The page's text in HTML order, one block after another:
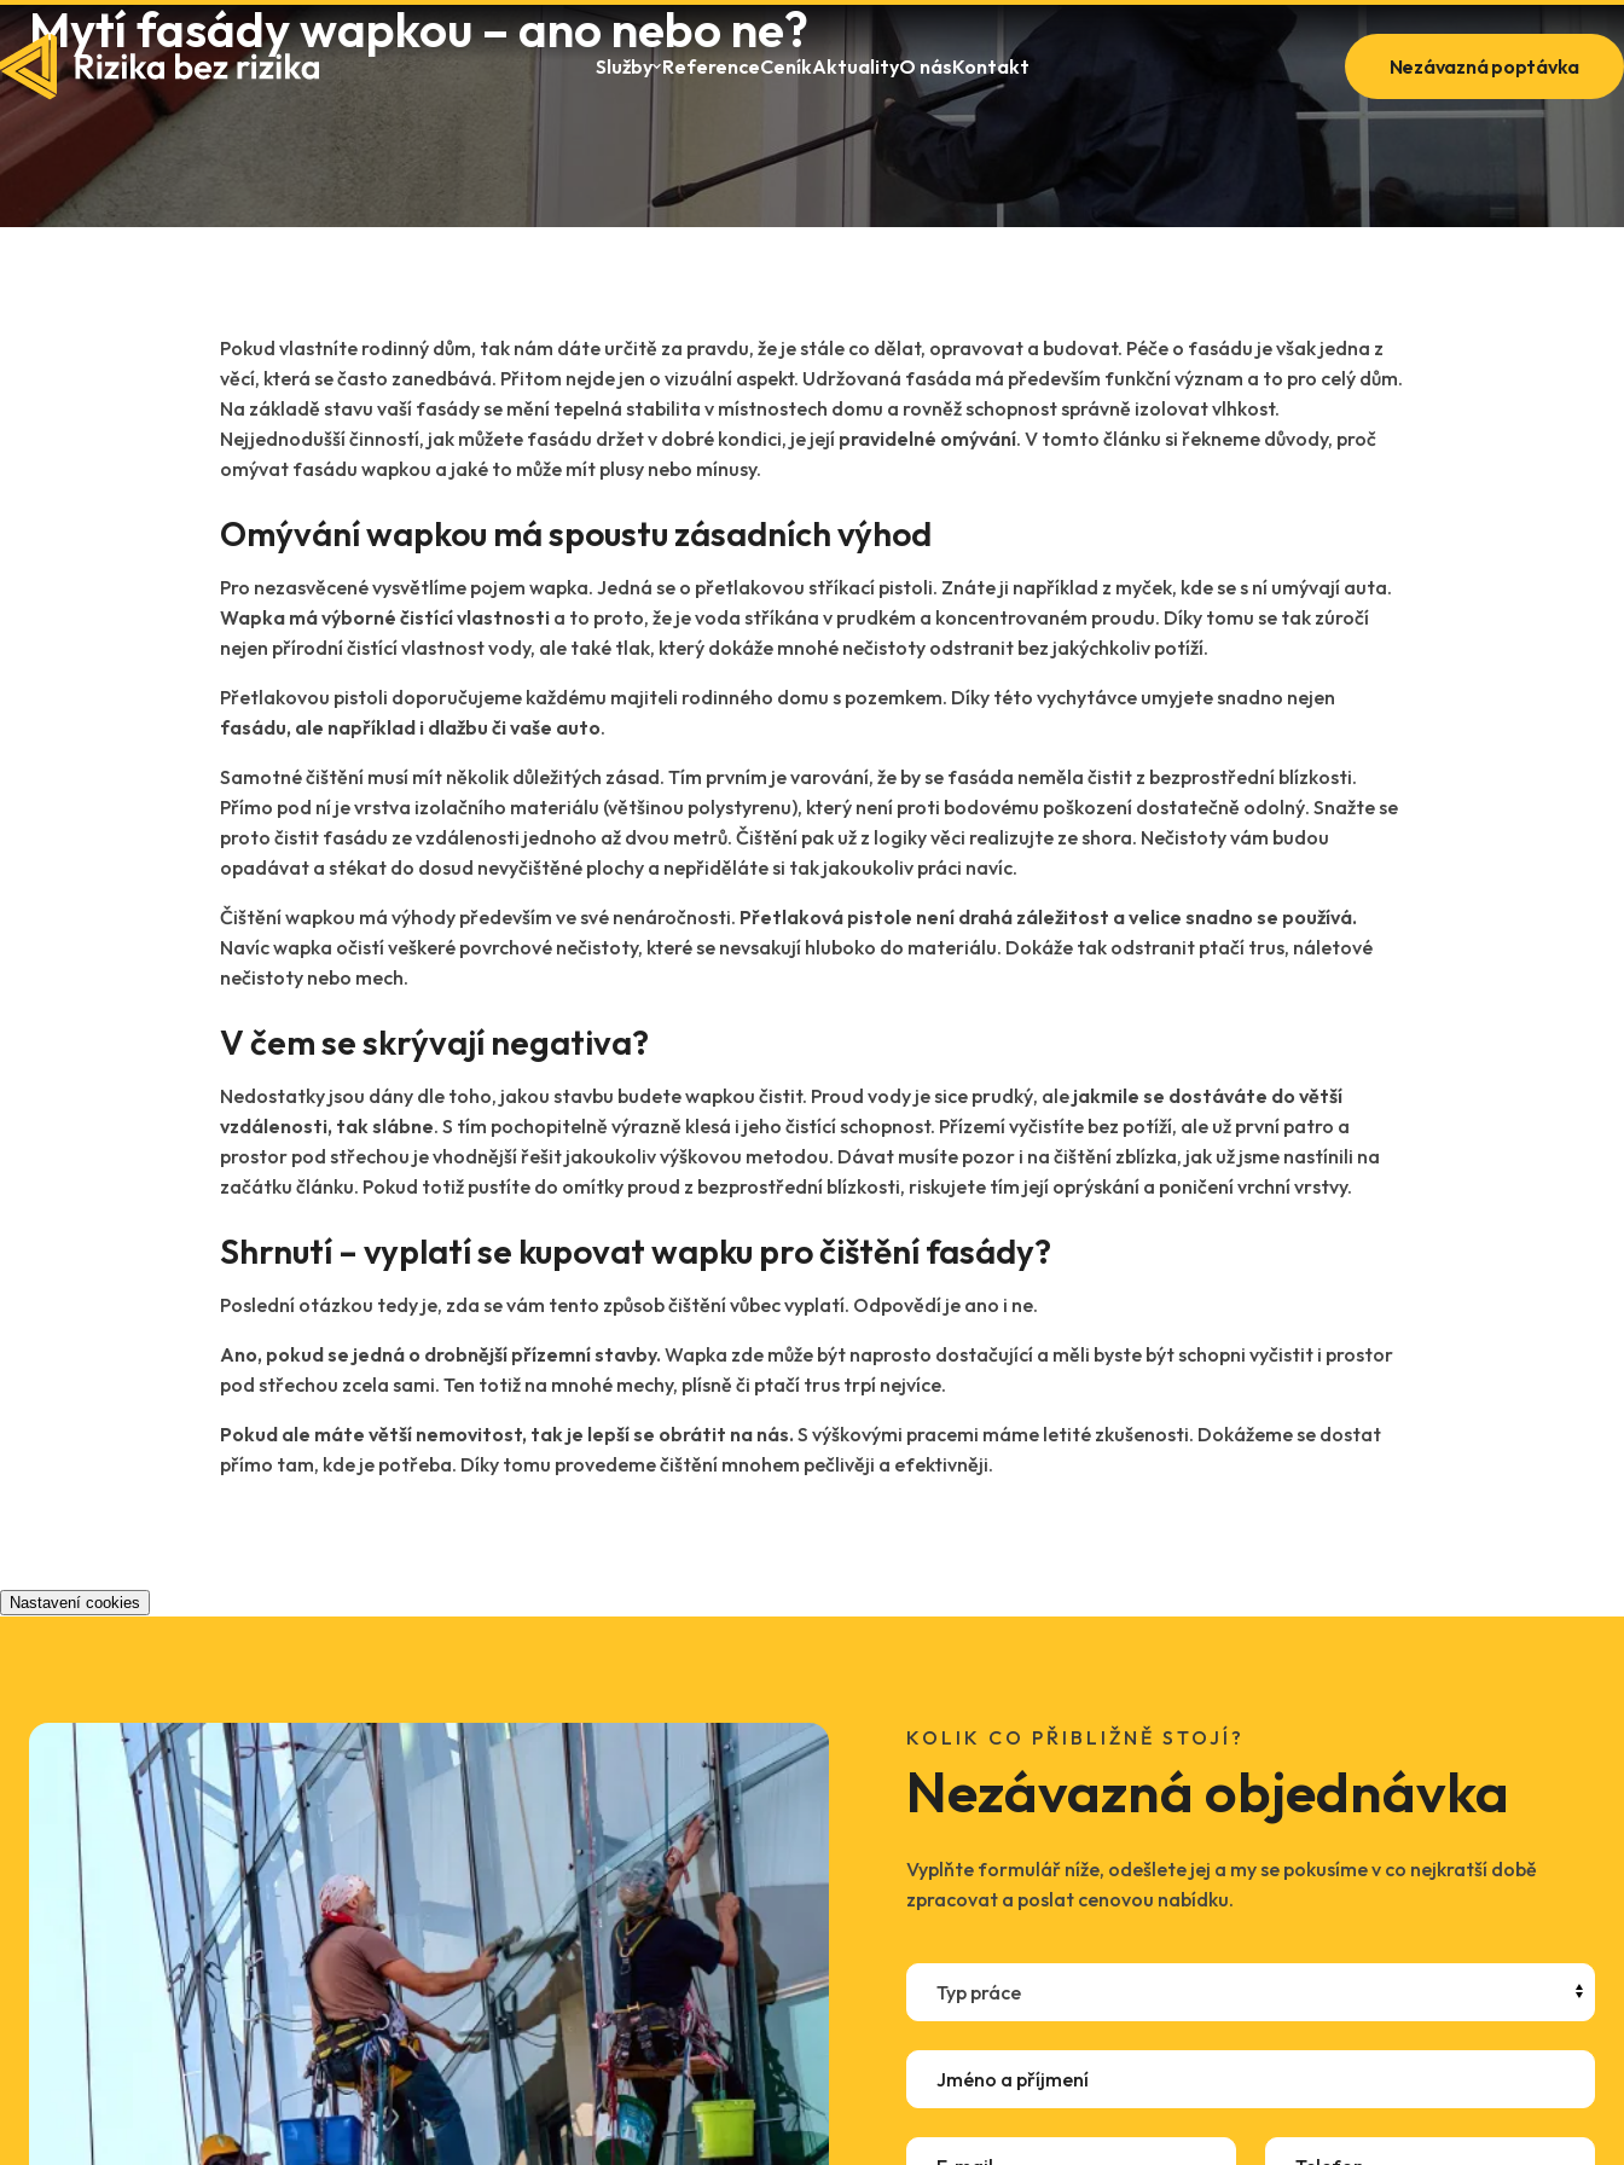
Služby ReferenceCeníkAktualityO násKontakt Nezávazná poptávka
Mytí fasády wapkou – ano nebo ne?
Pokud vlastníte rodinný dům, tak nám dáte určitě za pravdu, že je stále co dělat, opravovat a budovat. Péče o fasádu je však jedna z
věcí, která se často zanedbává. Přitom nejde jen o vizuální aspekt. Udržovaná fasáda má především funkční význam a to pro celý dům.
Na základě stavu vaší fasády se mění tepelná stabilita v místnostech domu a rovněž schopnost správně izolovat vlhkost.
Nejjednodušší činností, jak můžete fasádu držet v dobré kondici, je její pravidelné omývání. V tomto článku si řekneme důvody, proč
omývat fasádu wapkou a jaké to může mít plusy nebo mínusy.
Omývání wapkou má spoustu zásadních výhod
Pro nezasvěcené vysvětlíme pojem wapka. Jedná se o přetlakovou stříkací pistoli. Znáte ji například z myček, kde se s ní umývají auta.
Wapka má výborné čistící vlastnosti a to proto, že je voda stříkána v prudkém a koncentrovaném proudu. Díky tomu se tak zúročí
nejen přírodní čistící vlastnost vody, ale také tlak, který dokáže mnohé nečistoty odstranit bez jakýchkoliv potíží.
Přetlakovou pistoli doporučujeme každému majiteli rodinného domu s pozemkem. Díky této vychytávce umyjete snadno nejen
fasádu, ale například i dlažbu či vaše auto.
Samotné čištění musí mít několik důležitých zásad. Tím prvním je varování, že by se fasáda neměla čistit z bezprostřední blízkosti.
Přímo pod ní je vrstva izolačního materiálu (většinou polystyrenu), který není proti bodovému poškození dostatečně odolný. Snažte se
proto čistit fasádu ze vzdálenosti jednoho až dvou metrů. Čištění pak už z logiky věci realizujte ze shora. Nečistoty vám budou
opadávat a stékat do dosud nevyčištěné plochy a nepřiděláte si tak jakoukoliv práci navíc.
Čištění wapkou má výhody především ve své nenáročnosti. Přetlaková pistole není drahá záležitost a velice snadno se používá.
Navíc wapka očistí veškeré povrchové nečistoty, které se nevsakují hluboko do materiálu. Dokáže tak odstranit ptačí trus, náletové
nečistoty nebo mech.
V čem se skrývají negativa?
Nedostatky jsou dány dle toho, jakou stavbu budete wapkou čistit. Proud vody je sice prudký, ale jakmile se dostáváte do větší
vzdálenosti, tak slábne. S tím pochopitelně výrazně klesá i jeho čistící schopnost. Přízemí vyčistíte bez potíží, ale už první patro a
prostor pod střechou je vhodnější řešit jakoukoliv výškovou metodou. Dávat musíte pozor i na čištění zblízka, jak už jsme nastínili na
začátku článku. Pokud totiž pustíte do omítky proud z bezprostřední blízkosti, riskujete tím její oprýskání a poničení vrchní vrstvy.
Shrnutí – vyplatí se kupovat wapku pro čištění fasády?
Poslední otázkou tedy je, zda se vám tento způsob čištění vůbec vyplatí. Odpovědí je ano i ne.
Ano, pokud se jedná o drobnější přízemní stavby. Wapka zde může být naprosto dostačující a měli byste být schopni vyčistit i prostor
pod střechou zcela sami. Ten totiž na mnohé mechy, plísně či ptačí trus trpí nejvíce.
Pokud ale máte větší nemovitost, tak je lepší se obrátit na nás. S výškovými pracemi máme letité zkušenosti. Dokážeme se dostat
přímo tam, kde je potřeba. Díky tomu provedeme čištění mnohem pečlivěji a efektivněji.
Nastavení cookies
KOLIK CO PŘIBLIŽNĚ STOJÍ?
Nezávazná objednávka
Vyplňte formulář níže, odešlete jej a my se pokusíme v co nejkratší době
zpracovat a poslat cenovou nabídku.